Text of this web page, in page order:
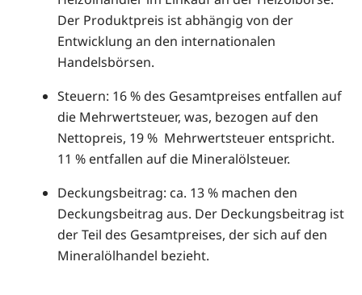
Der Produktpreis ist abhängig von der
Entwicklung an den internationalen
Handelsbörsen.
Steuern: 16 % des Gesamtpreises entfallen auf
die Mehrwertsteuer, was, bezogen auf den
Nettopreis, 19 % Mehrwertsteuer entspricht.
11 % entfallen auf die Mineralölsteuer.
Deckungsbeitrag: ca. 13 % machen den
Deckungsbeitrag aus. Der Deckungsbeitrag ist
der Teil des Gesamtpreises, der sich auf den
Mineralölhandel bezieht.